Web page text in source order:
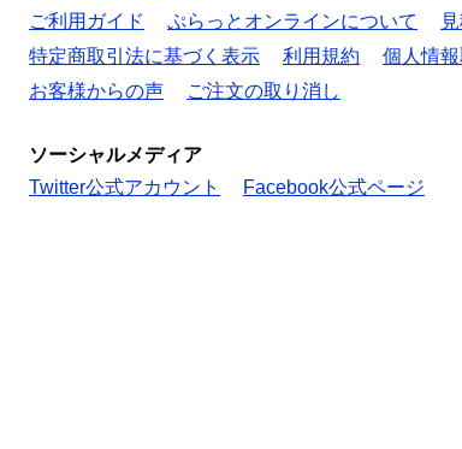
ご利用ガイド
ぷらっとオンラインについて
特定商取引法に基づく表示
利用規約 個人情
お客様からの声
ご注文の取り消し
ソーシャルメディア
Twitter公式アカウント
Facebook公式ページ